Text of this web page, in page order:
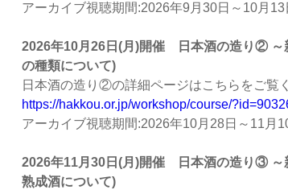
アーカイブ視聴期間:2026年9月30日～10月13
2026年10月26日(月)開催 日本酒の造り② ～
の種類について)
日本酒の造り②の詳細ページはこちらをご覧
https://hakkou.or.jp/workshop/course/
アーカイブ視聴期間:2026年10月28日～11月
2026年11月30日(月)開催 日本酒の造り③ ～
熟成酒について)